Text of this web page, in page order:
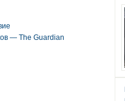
— The Guardian